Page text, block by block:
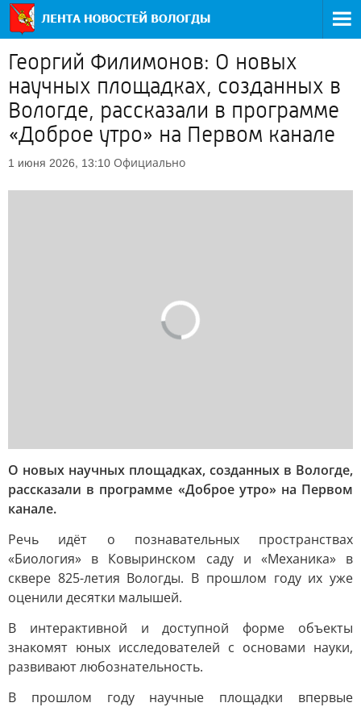
Георгий Филимонов: О новых
научных площадках, созданных в
Вологде, рассказали в программе
«Доброе утро» на Первом канале
1 июня 2026, 13:10 Официально
О новых научных площадках, созданных в Вологде,
рассказали в программе «Доброе утро» на Первом
канале.
Речь идёт о познавательных пространствах
«Биология» в Ковыринском саду и «Механика» в
сквере 825-летия Вологды. В прошлом году их уже
оценили десятки малышей.
В интерактивной и доступной форме объекты
знакомят юных исследователей с основами науки,
развивают любознательность.
В прошлом году научные площадки впервые